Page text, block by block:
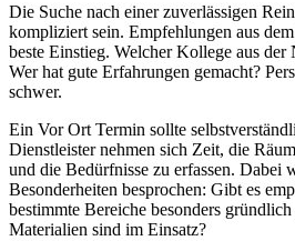
Die Suche nach einer zuverlässigen
kompliziert sein. Empfehlungen aus
beste Einstieg. Welcher Kollege aus
Wer hat gute Erfahrungen gemacht?
schwer.
Ein Vor Ort Termin sollte
Dienstleister nehmen sich Zeit, die
und die Bedürfnisse zu erfassen. Dabei
Besonderheiten besprochen: Gibt es
bestimmte Bereiche besonders
Materialien sind im Einsatz?